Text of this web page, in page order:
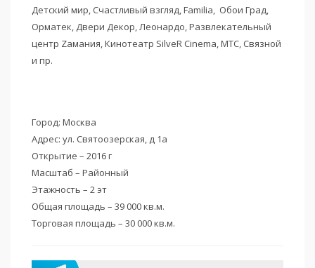
Детский мир, Счастливый взгляд, Familia, Обои Град,
Орматек, Двери Декор, Леонардо, Развлекательный
центр Zaмания, Кинотеатр SilveR Cinema, МТС, Связной
и пр.
Город: Москва
Адрес: ул. Святоозерская, д 1а
Открытие – 2016 г
Масштаб – Районный
Этажность – 2 эт
Общая площадь – 39 000 кв.м.
Торговая площадь – 30 000 кв.м.